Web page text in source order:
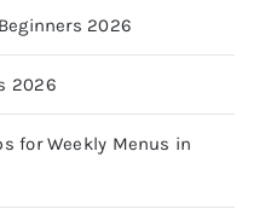
2026
2026
for Weekly Menus in